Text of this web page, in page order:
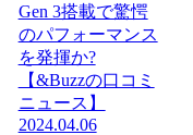
Gen 3搭載で驚愕
のパフォーマンス
を発揮か?
【&Buzzの口コミ
ニュース】
2024.04.06